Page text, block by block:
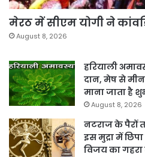
मेरठ में सीएम योगी ने
August 8, 2026
हरियाली
दान, मेष से
माना जाता है
August 8, 2026
नटराज के पैरों
इस मुद्रा में
विजय का